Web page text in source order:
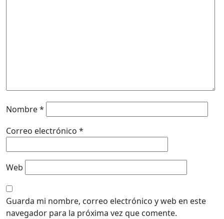
Nombre*
Correo electrónico *
Web
Guarda mi nombre, correo electrónico y web en este
navegador para la próxima vez que comente.